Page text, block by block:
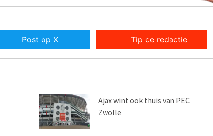
Post op X Tip de redactie
Ajax wint ook thuis van PEC
Zwolle